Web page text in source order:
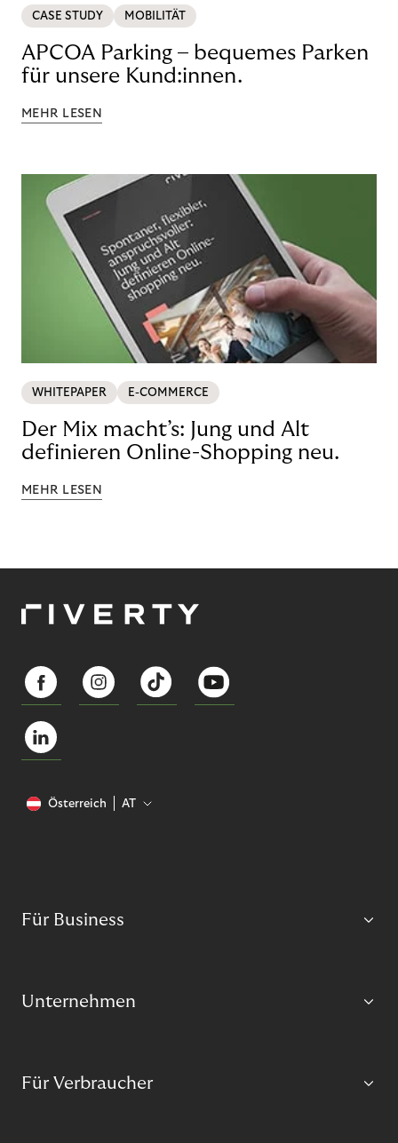
CASE STUDY MOBILITÄT
APCOA Parking – bequemes Parken
für unsere Kund:innen.
MEHR LESEN
WHITEPAPER E-COMMERCE
Der Mix macht’s: Jung und Alt
definieren Online-Shopping neu.
MEHR LESEN
Österreich AT
Für Business
Unternehmen
Für Verbraucher